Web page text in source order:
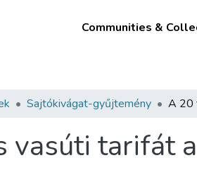
Communities &
Sajtókivágat-gyűjtemény
tarifát